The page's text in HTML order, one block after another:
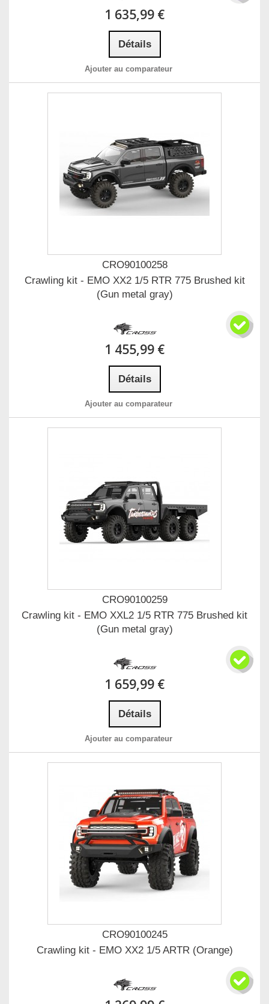
1 635,99 €
Détails
Ajouter au comparateur
CRO90100258
Crawling kit - EMO XX2 1/5 RTR 775 Brushed kit
(Gun metal gray)
1 455,99 €
Détails
Ajouter au comparateur
CRO90100259
Crawling kit - EMO XXL2 1/5 RTR 775 Brushed kit
(Gun metal gray)
1 659,99 €
Détails
Ajouter au comparateur
CRO90100245
Crawling kit - EMO XX2 1/5 ARTR (Orange)